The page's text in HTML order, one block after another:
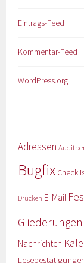
Eintrags-Feed
Kommentar-Feed
WordPress.org
Adressen
Bugfix
Drucken E-Mail
Gliederungen
Nachrichten